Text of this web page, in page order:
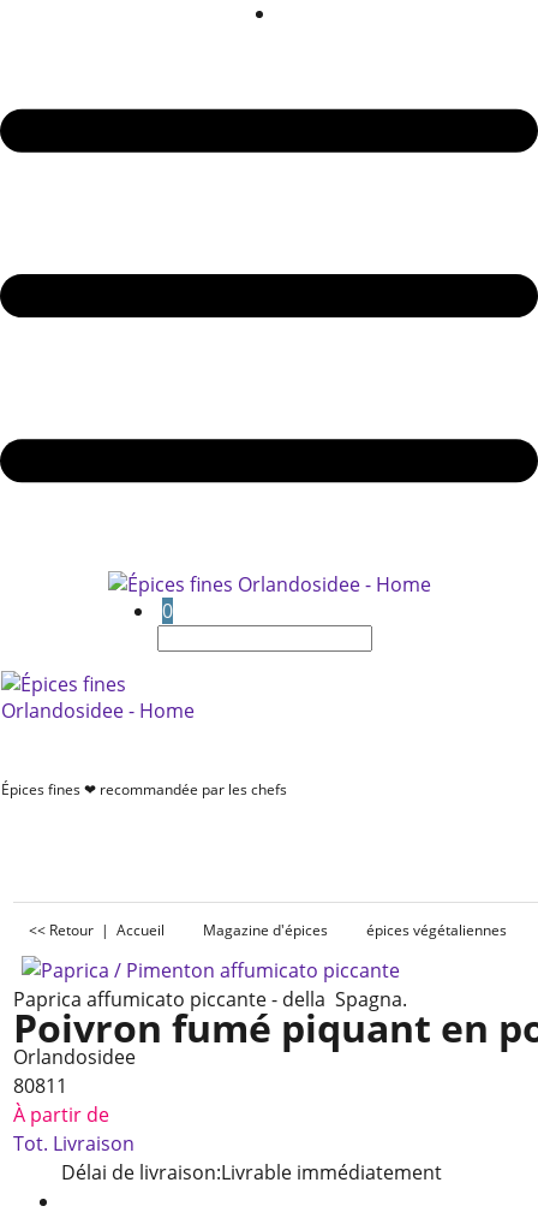
0
Épices fines ❤ recommandée par les chefs
<< Retour | Accueil Magazine d'épices épices végétaliennes
Paprica affumicato piccante - della Spagna.
Poivron fumé piquant en
Orlandosidee
80811
À partir de
Tot. Livraison
Délai de livraison:Livrable immédiatement